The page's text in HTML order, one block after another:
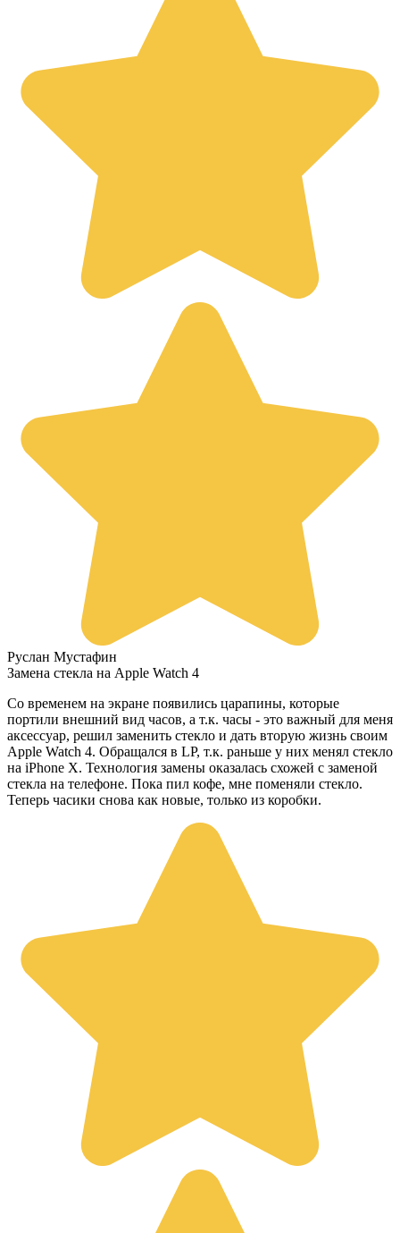
Руслан Мустафин
Замена стекла на Apple Watch 4
Со временем на экране появились царапины, которые
портили внешний вид часов, а т.к. часы - это важный для меня
аксессуар, решил заменить стекло и дать вторую жизнь своим
Apple Watch 4. Обращался в LP, т.к. раньше у них менял стекло
на iPhone X. Технология замены оказалась схожей с заменой
стекла на телефоне. Пока пил кофе, мне поменяли стекло.
Теперь часики снова как новые, только из коробки.